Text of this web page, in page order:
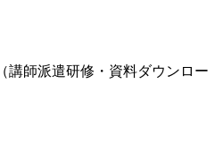
講師派遣研修・資料ダウンロー